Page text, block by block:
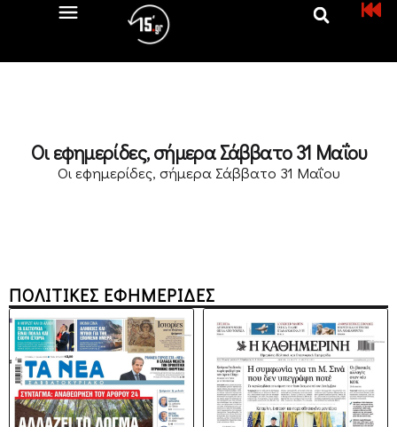
Οι εφημερίδες, σήμερα Σάββατο 31 Μαΐου
Οι εφημερίδες, σήμερα Σάββατο 31 Μαΐου
ΠΟΛΙΤΙΚΕΣ ΕΦΗΜΕΡΙΔΕΣ